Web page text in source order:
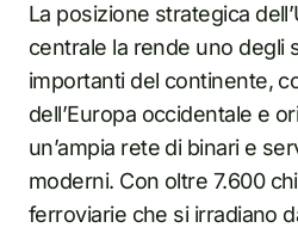
La posizione strategica
centrale la rende uno degli
importanti del continente,
dell’Europa occidentale e
un’ampia rete di binari e
moderni. Con oltre 7.600
ferroviarie che si irradiano